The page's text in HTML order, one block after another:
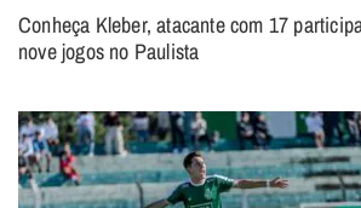
Conheça Kleber, atacante com 17
nove jogos no Paulista